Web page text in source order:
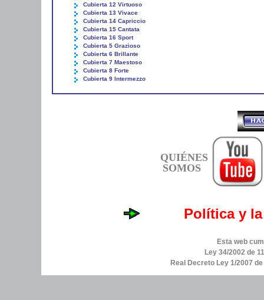
Cubierta 12 Virtuoso
Cubierta 13 Vivace
Cubierta 14 Capriccio
Cubierta 15 Cantata
Cubierta 16 Sport
Cubierta 5 Grazioso
Cubierta 6 Brillante
Cubierta 7 Maestoso
Cubierta 8 Forte
Cubierta 9 Intermezzo
QUIÉNES
SOMOS
Política y
Esta web
Ley 34/2002 de
Real Decreto Ley 1/2007